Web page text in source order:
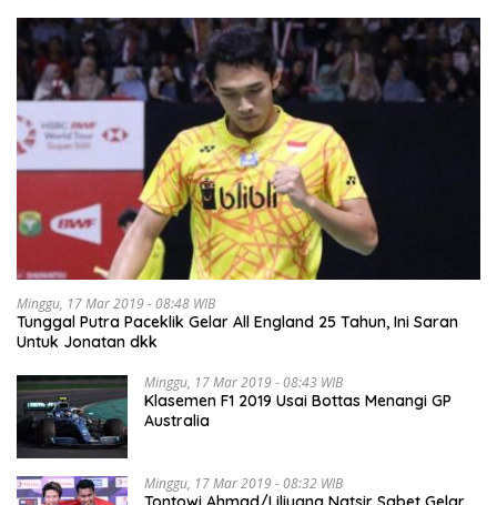
Minggu, 17 Mar 2019 - 08:48 WIB
Tunggal Putra Paceklik Gelar All England 25 Tahun, Ini Saran
Untuk Jonatan dkk
Minggu, 17 Mar 2019 - 08:43 WIB
Klasemen F1 2019 Usai Bottas Menangi GP
Australia
Minggu, 17 Mar 2019 - 08:32 WIB